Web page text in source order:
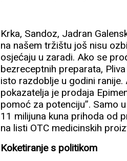
Krka, Sandoz, Jadran
na našem tržištu još nisu
osjećaju u zaradi. Ako se
bezreceptnih preparata,
isto razdoblje u godini ranije.
pokazatelja je prodaja
pomoć za potenciju”. Samo
11 milijuna kuna prihoda od
na listi OTC medicinskih
Koketiranje s politikom